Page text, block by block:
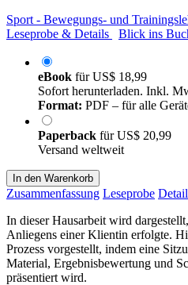
Sport - Bewegungs- und
Leseprobe & Details
Blick ins
eBook fürUS$ 18,99
Sofort herunterladen. Inkl.
Format: PDF – für alle
Paperback fürUS$ 20,99
Versand weltweit
In den Warenkorb
Zusammenfassung Leseprobe
In dieser Hausarbeit wird
Anliegens einer Klientin erfolgte.
Prozess vorgestellt, indem eine
Material, Ergebnisbewertung und
präsentiert wird.